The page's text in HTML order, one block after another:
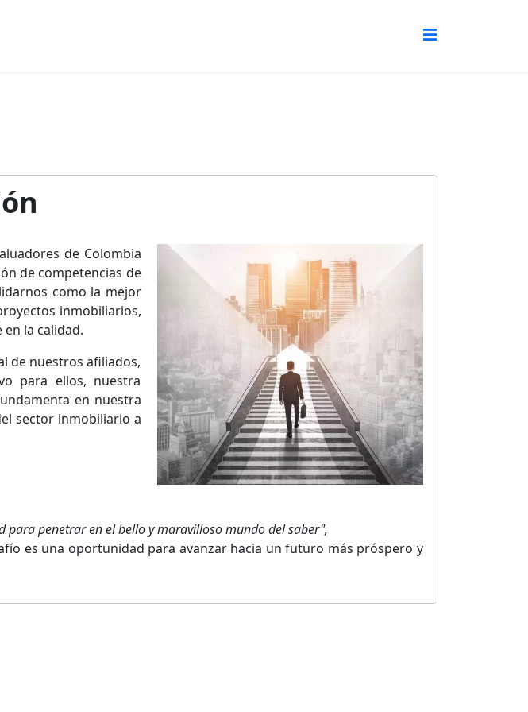
de Colombia
de competencias de
como la mejor
inmobiliarios,
la calidad.
de nuestros afiliados,
para ellos, nuestra
en nuestra
sector inmobiliario a
penetrar en el bello y maravilloso mundo del saber",
es una oportunidad para avanzar hacia un futuro más próspero y